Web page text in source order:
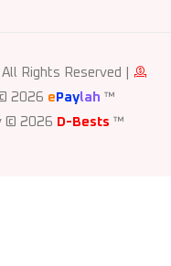
Rights Reserved |
2026 ePaylah ™
© 2026 D-Bests ™